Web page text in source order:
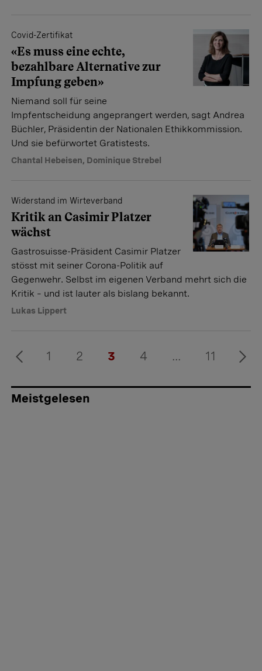
Covid-Zertifikat
«Es muss eine echte,
bezahlbare Alternative zur
Impfung geben»
Niemand soll für seine
Impfentscheidung angeprangert werden, sagt Andrea
Büchler, Präsidentin der Nationalen Ethikkommission.
Und sie befürwortet Gratistests.
Chantal Hebeisen, Dominique Strebel
Widerstand im Wirteverband
Kritik an Casimir Platzer
wächst
Gastrosuisse-Präsident Casimir Platzer
stösst mit seiner Corona-Politik auf
Gegenwehr. Selbst im eigenen Verband mehrt sich die
Kritik – und ist lauter als bislang bekannt.
Lukas Lippert
1 2 3 4 ... 11
Meistgelesen